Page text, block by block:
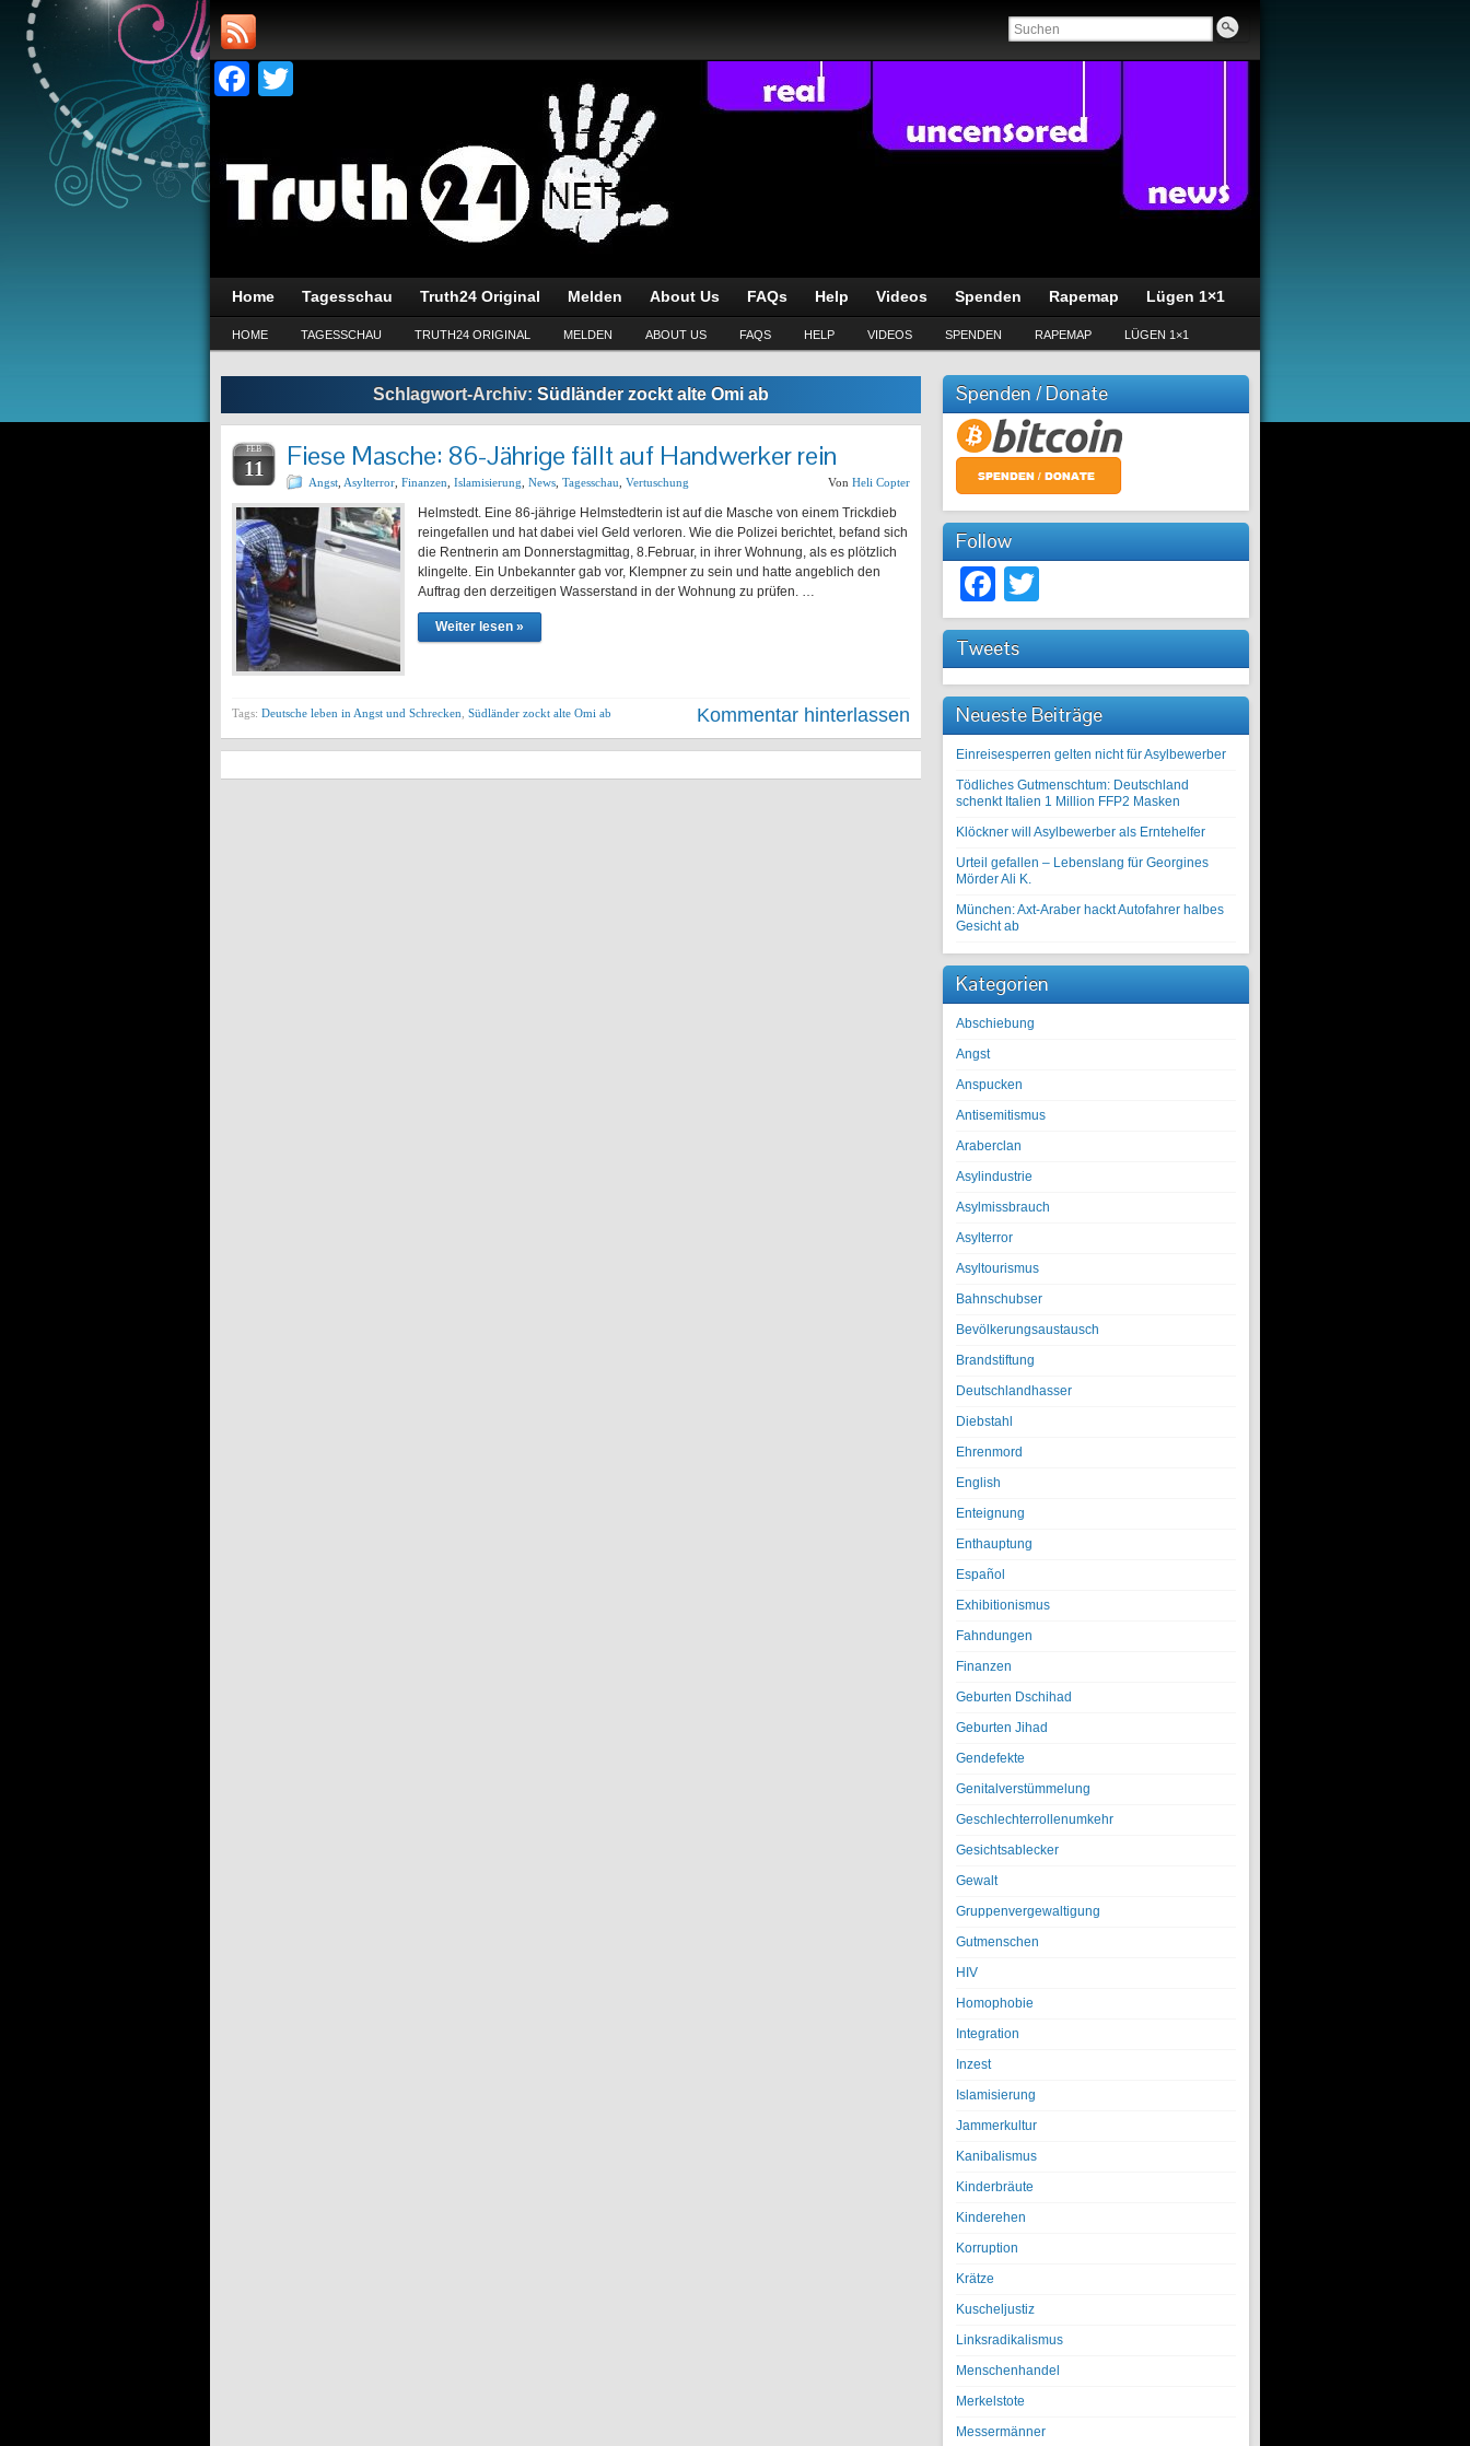
Facebook
Home Tagesschau Truth24 Original Melden About Us FAQs Help Videos Spenden Rapemap Lügen 1×1
HOME TAGESSCHAU TRUTH24 ORIGINAL MELDEN ABOUT US FAQS HELP VIDEOS SPENDEN RAPEMAP LÜGEN 1×1
Schlagwort-Archiv: Südländer zockt alte Omi ab
FEB
11 Fiese Masche: 86-Jährige fällt auf Handwerker rein
Angst Asylterror Finanzen Islamisierung News Tagesschau Vertuschung Von Heli Copter
Helmstedt. Eine 86-jährige Helmstedterin ist auf die Masche von einem Trickdieb
reingefallen und hat dabei viel Geld verloren. Wie die Polizei berichtet, befand sich
die Rentnerin am Donnerstagmittag, 8.Februar, in ihrer Wohnung, als es plötzlich
klingelte. Ein Unbekannter gab vor, Klempner zu sein und hatte angeblich den
Auftrag den derzeitigen Wasserstand in der Wohnung zu prüfen. …
Weiter lesen »
Tags: Deutsche leben in Angst und Schrecken Südländer zockt alte Omi ab Kommentar hinterlassen
Spenden / Donate
Follow
Facebook
Tweets
Neueste Beiträge
Einreisesperren gelten nicht für Asylbewerber
Tödliches Gutmenschtum: Deutschland
schenkt Italien 1 Million FFP2 Masken
Klöckner will Asylbewerber als Erntehelfer
Urteil gefallen – Lebenslang für Georgines
Mörder Ali K.
München: Axt-Araber hackt Autofahrer halbes
Gesicht ab
Kategorien
Abschiebung
Angst
Anspucken
Antisemitismus
Araberclan
Asylindustrie
Asylmissbrauch
Asylterror
Asyltourismus
Bahnschubser
Bevölkerungsaustausch
Brandstiftung
Deutschlandhasser
Diebstahl
Ehrenmord
English
Enteignung
Enthauptung
Español
Exhibitionismus
Fahndungen
Finanzen
Geburten Dschihad
Geburten Jihad
Gendefekte
Genitalverstümmelung
Geschlechterrollenumkehr
Gesichtsablecker
Gewalt
Gruppenvergewaltigung
Gutmenschen
HIV
Homophobie
Integration
Inzest
Islamisierung
Jammerkultur
Kanibalismus
Kinderbräute
Kinderehen
Korruption
Krätze
Kuscheljustiz
Linksradikalismus
Menschenhandel
Merkelstote
Messermänner